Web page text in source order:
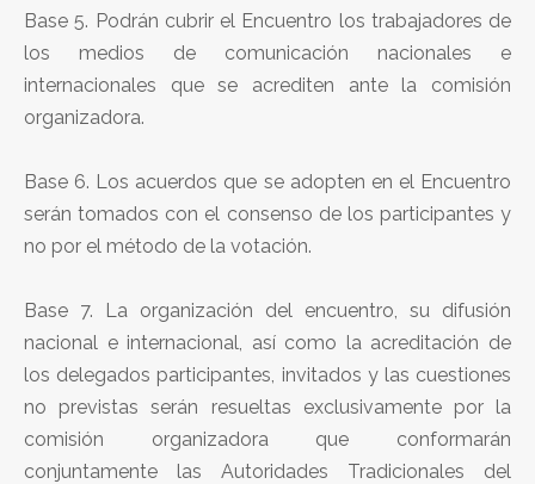
Base 5. Podrán cubrir el Encuentro los trabajadores de
los medios de comunicación nacionales e
internacionales que se acrediten ante la comisión
organizadora.
Base 6. Los acuerdos que se adopten en el Encuentro
serán tomados con el consenso de los participantes y
no por el método de la votación.
Base 7. La organización del encuentro, su difusión
nacional e internacional, así como la acreditación de
los delegados participantes, invitados y las cuestiones
no previstas serán resueltas exclusivamente por la
comisión organizadora que conformarán
conjuntamente las Autoridades Tradicionales del